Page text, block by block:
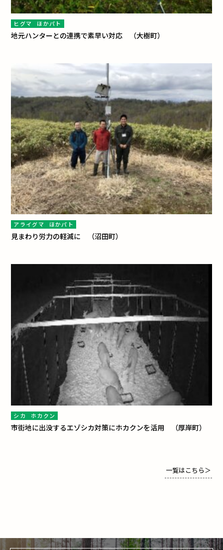
ヒグマ ほかパト
地元ハンターとの連携で素早い対応 （大樹町）
アライグマ ほかパト
見まわり労力の軽減に （沼田町）
シカ ホカクン
市街地に出没するエゾシカ対策にホカクンを活用 （厚岸町）
一覧はこちら＞